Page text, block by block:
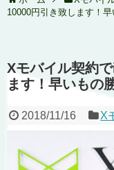
10000円引き致します！早
Xモバイル契約
ます！早いもの
2018/11/16 X